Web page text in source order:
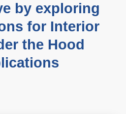
by exploring
for Interior
the Hood